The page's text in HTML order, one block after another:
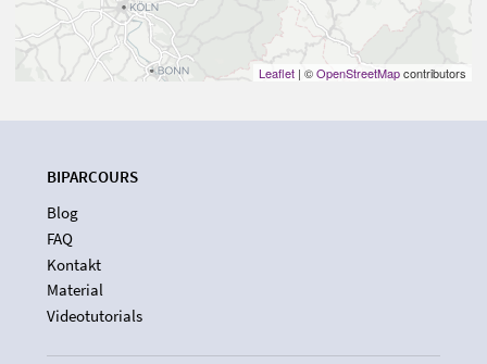
Leaflet | ©OpenStreetMapcontributors
BIPARCOURS
Blog
FAQ
Kontakt
Material
Videotutorials